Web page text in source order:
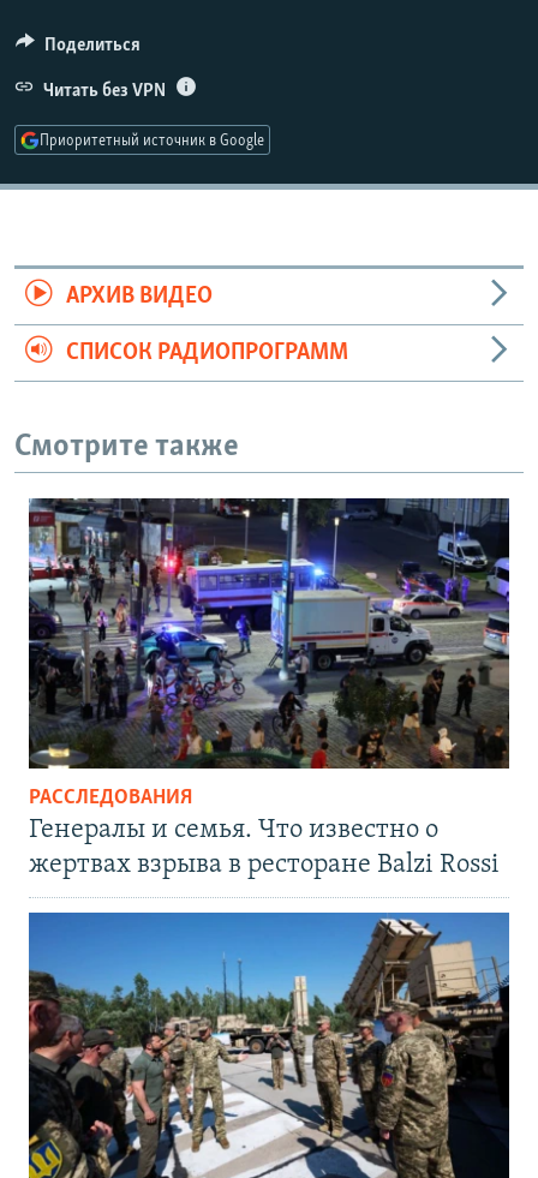
СОЦИАЛЬНЫЕ СЕТИ
Все сайты РСЕ/РС
Поделиться
Читать без VPN
Приоритетный источник в Google
АРХИВ ВИДЕО
СПИСОК РАДИОПРОГРАММ
Смотрите также
РАССЛЕДОВАНИЯ
Генералы и семья. Что известно о
жертвах взрыва в ресторане Balzi Rossi